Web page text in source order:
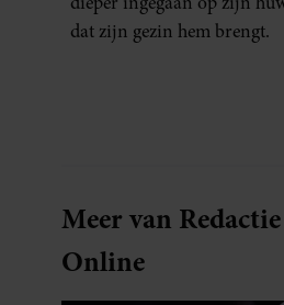
dat zijn gezin hem brengt.
Meer van
Online